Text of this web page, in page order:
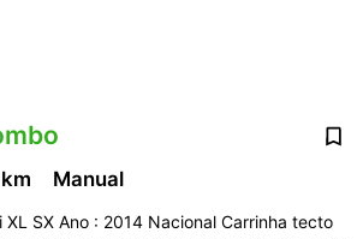
Manual
XL SX Ano : 2014 Nacional Carrinha tecto